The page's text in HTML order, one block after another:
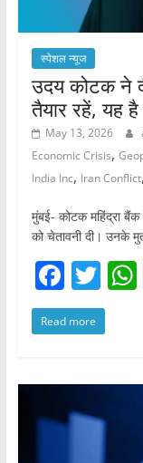
स्पेशल न्यूज
उदय कोटक ने
तैयार रहें, यह
May 13, 2026
Economic Crisis,
India Inc, Iran Conflict,
मुंबई- कोटक महिंद्रा
को चेतावनी दी। उनके
F
a
c
b
o
T
w
itt
Read more